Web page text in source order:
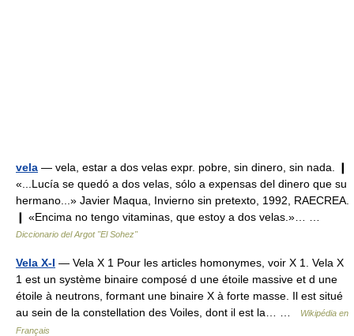
vela — vela, estar a dos velas expr. pobre, sin dinero, sin nada. ❙
«...Lucía se quedó a dos velas, sólo a expensas del dinero que su
hermano...» Javier Maqua, Invierno sin pretexto, 1992, RAECREA.
❙ «Encima no tengo vitaminas, que estoy a dos velas.»… …
Diccionario del Argot "El Sohez"
Vela X-I — Vela X 1 Pour les articles homonymes, voir X 1. Vela X
1 est un système binaire composé d une étoile massive et d une
étoile à neutrons, formant une binaire X à forte masse. Il est situé
au sein de la constellation des Voiles, dont il est la… …
Wikipédia en
Français